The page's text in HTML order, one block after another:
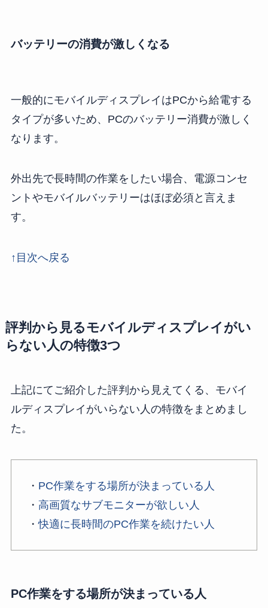
バッテリーの消費が激しくなる
一般的にモバイルディスプレイはPCから給電する
タイプが多いため、PCのバッテリー消費が激しく
なります。
外出先で長時間の作業をしたい場合、電源コンセ
ントやモバイルバッテリーはほぼ必須と言えま
す。
↑目次へ戻る
評判から見るモバイルディスプレイがい
らない人の特徴3つ
上記にてご紹介した評判から見えてくる、モバイ
ルディスプレイがいらない人の特徴をまとめまし
た。
・ PC作業をする場所が決まっている人
・ 高画質なサブモニターが欲しい人
・快適に長時間のPC作業を続けたい人
PC作業をする場所が決まっている人